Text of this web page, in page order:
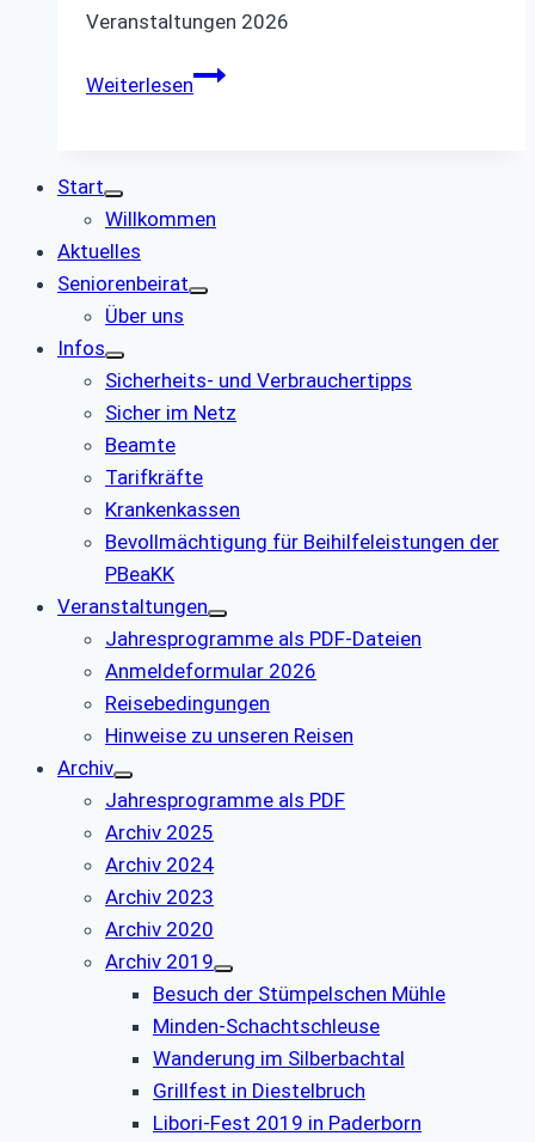
Veranstaltungen 2026
WeiterlesenDer
Online
Start
Willkommen
Aktuelles
Seniorenbeirat
Über uns
Infos
Sicherheits- und Verbrauchertipps
Sicher im Netz
Beamte
Tarifkräfte
Krankenkassen
Bevollmächtigung für Beihilfeleistungen der
PBeaKK
Veranstaltungen
Jahresprogramme als PDF-Dateien
Anmeldeformular 2026
Reisebedingungen
Hinweise zu unseren Reisen
Archiv
Jahresprogramme als PDF
Archiv 2025
Archiv 2024
Archiv 2023
Archiv 2020
Archiv 2019
Besuch der Stümpelschen Mühle
Minden-Schachtschleuse
Wanderung im Silberbachtal
Grillfest in Diestelbruch
Libori-Fest 2019 in Paderborn